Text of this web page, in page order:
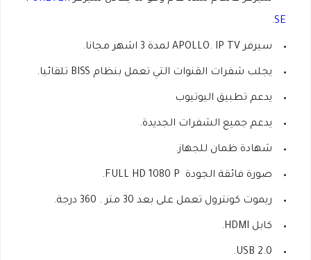
SE
.
سيرفر APOLLO. IP TV لمدة 3 اشهر مجانا.
يجلب شفرات القنوات التي تعمل بنظام BISS تلقائيا.
يدعم تطبيق اليوتيوب
يدعم جميع الشفرات الجديدة.
شهادة ظمان للجهاز.
صورة فائقة الجودة FULL HD 1080 P.
ريموت كونترول تعمل على بعد 30 متر . 360 درجة.
كابل HDMI.
USB 2.0.